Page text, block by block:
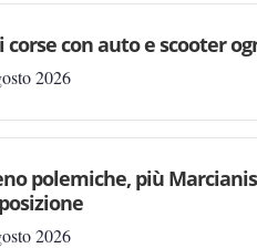
corse con auto e scooter
2026
polemiche, più
2026